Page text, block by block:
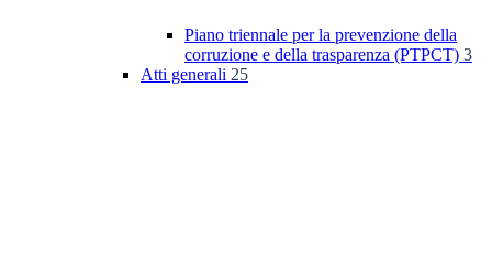
Piano triennale per la prevenzione della
corruzione e della trasparenza (PTPCT) 3
Atti generali 25